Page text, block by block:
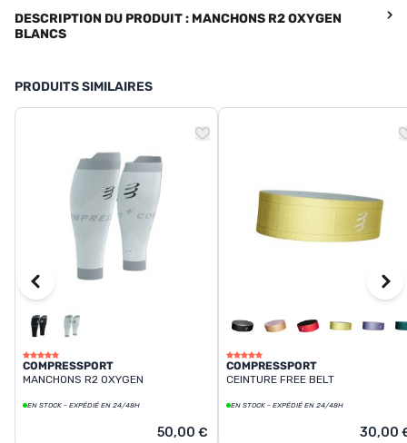
DESCRIPTION DU PRODUIT : MANCHONS R2 OXYGEN
BLANCS
PRODUITS SIMILAIRES
COMPRESSPORT
MANCHONS R2 OXYGEN
EN STOCK - EXPÉDIÉ EN 24/48H
50,00 €
COMPRESSPORT
CEINTURE FREE BELT
EN STOCK - EXPÉDIÉ EN 24/48H
30,00